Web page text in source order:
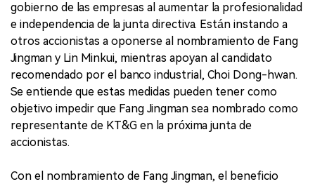
gobierno de las empresas al aumentar la profesionalidad
e independencia de la junta directiva. Están instando a
otros accionistas a oponerse al nombramiento de Fang
Jingman y Lin Minkui, mientras apoyan al candidato
recomendado por el banco industrial, Choi Dong-hwan.
Se entiende que estas medidas pueden tener como
objetivo impedir que Fang Jingman sea nombrado como
representante de KT&G en la próxima junta de
accionistas.
Con el nombramiento de Fang Jingman, el beneficio